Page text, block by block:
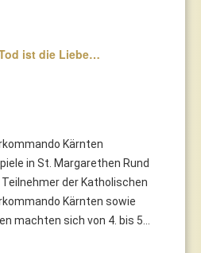
ist die Liebe…
Kärnten
in St. Margarethen Rund
der Katholischen
Kärnten sowie
machten sich von 4. bis 5...